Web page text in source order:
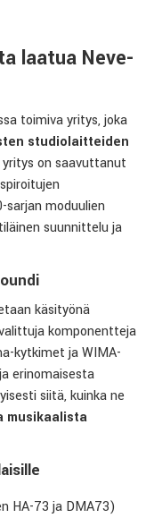
laatua Neve-
toimiva yritys, joka
studiolaitteiden
on saavuttanut
sarjan moduulien
suunnittelu ja
käsityönä
komponentteja
kytkimet ja WIMA-
erinomaisesta
siitä, kuinka ne
musikaalista
HA-73 ja DMA73)